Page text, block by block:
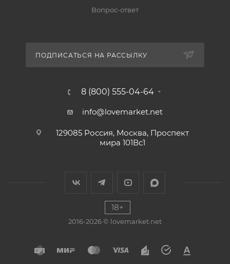
Вопрос-ответ
ПОДПИСАТЬСЯ НА РАССЫЛКУ
8 (800) 555-04-64
info@lovemarket.net
129085 Россия, Москва, Проспект
мира 101Вс1
2016-2026 © lovemarket.net
18+